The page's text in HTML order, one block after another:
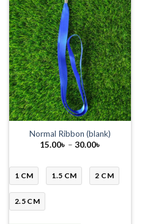
Normal Ribbon (blank)
15.00৳ – 30.00৳
through
30.00৳
1 CM 1.5 CM 2 CM
2.5 CM